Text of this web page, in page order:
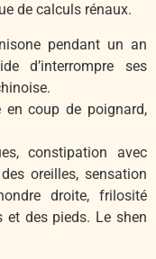
de calculs rénaux.
pendant un an
d’interrompre ses
en coup de poignard,
constipation avec
oreilles, sensation
droite, frilosité
et des pieds. Le shen